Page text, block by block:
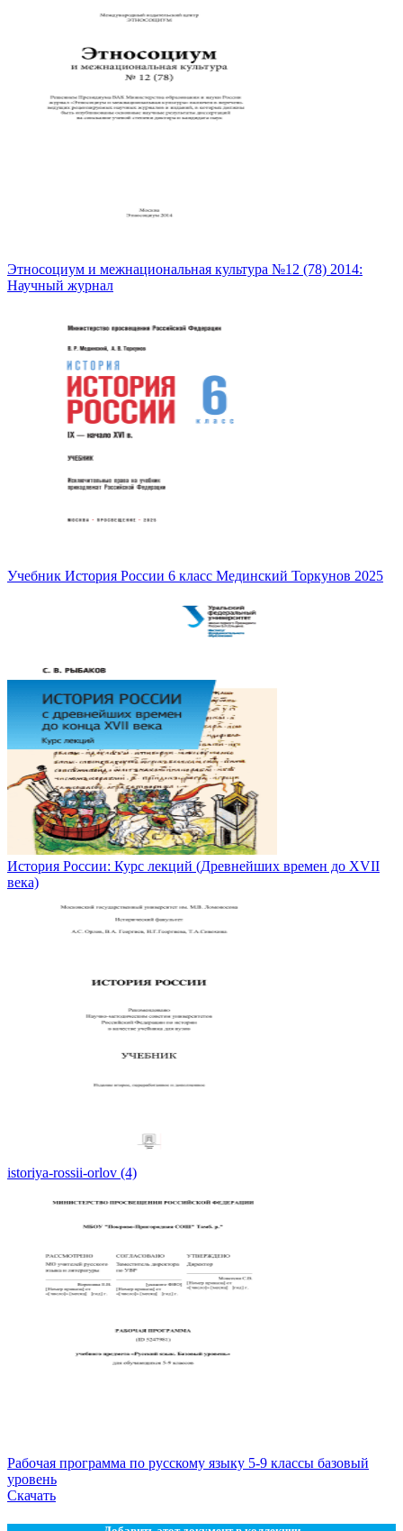
Этносоциум и межнациональная культура №12 (78) 2014:
Научный журнал
Учебник История России 6 класс Мединский Торкунов 2025
История России: Курс лекций (Древнейших времен до XVII
века)
istoriya-rossii-orlov (4)
Рабочая программа по русскому языку 5-9 классы базовый
уровень
Скачать